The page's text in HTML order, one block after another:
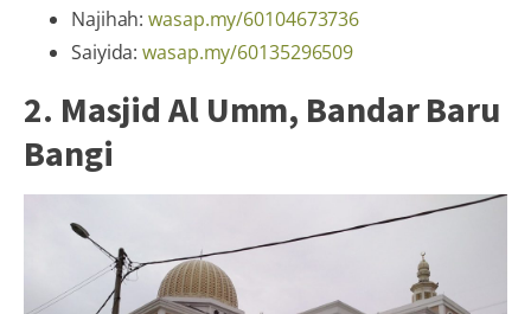
Najihah:wasap.my/60104673736
Saiyida:wasap.my/60135296509
2. Masjid Al Umm, Bandar Baru
Bangi